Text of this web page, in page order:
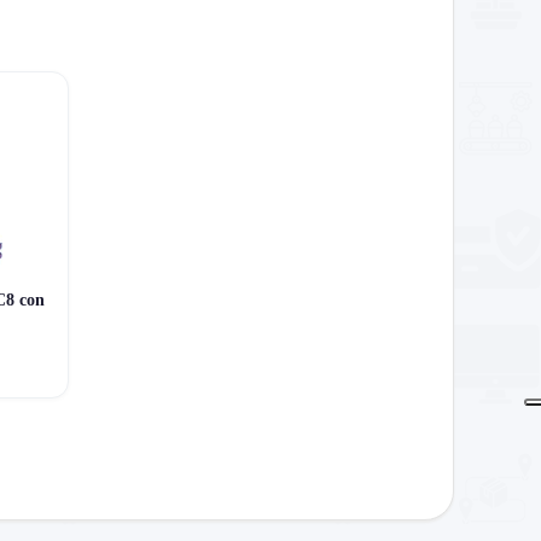
con